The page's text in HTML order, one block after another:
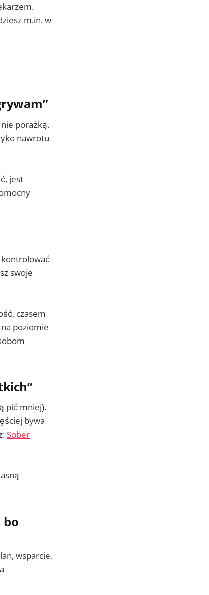
m.in. w
porażką.
nawrotu
jest
kontrolować
swoje
czasem
poziomie
pić mniej).
bywa
Sober
bo
wsparcie,